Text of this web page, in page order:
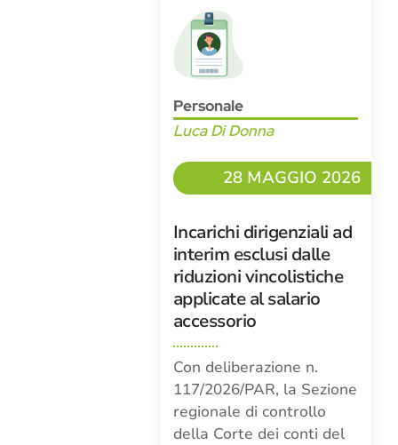
Personale
Luca Di Donna
28 MAGGIO 2026
Incarichi dirigenziali ad
interim esclusi dalle
riduzioni vincolistiche
applicate al salario
accessorio
Con deliberazione n.
117/2026/PAR, la Sezione
regionale di controllo
della Corte dei conti del